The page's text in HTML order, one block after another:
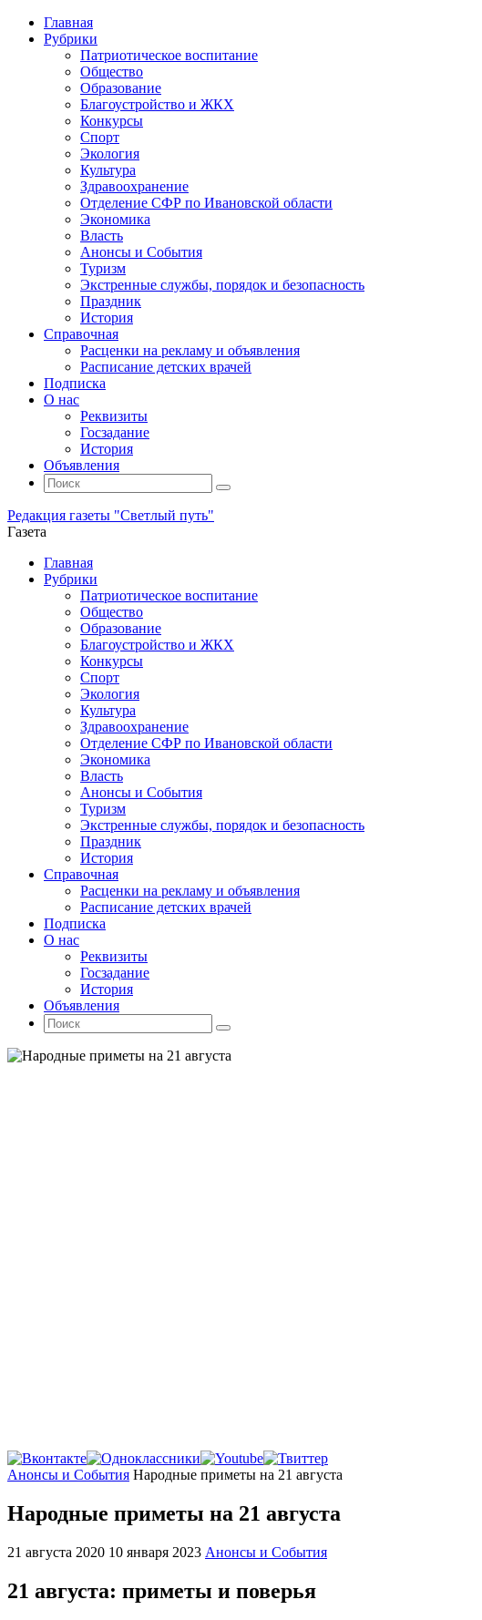
Главная
Рубрики
Патриотическое воспитание
Общество
Образование
Благоустройство и ЖКХ
Конкурсы
Спорт
Экология
Культура
Здравоохранение
Отделение СФР по Ивановской области
Экономика
Власть
Анонсы и События
Туризм
Экстренные службы, порядок и безопасность
Праздник
История
Справочная
Расценки на рекламу и объявления
Расписание детских врачей
Подписка
О нас
Реквизиты
Госзадание
История
Объявления
Поиск
Искать:
Поиск
Редакция газеты "Светлый путь"
Газета
Промотать
содержимому
Главная
Рубрики
Патриотическое воспитание
Общество
Образование
Благоустройство и ЖКХ
Конкурсы
Спорт
Экология
Культура
Здравоохранение
Отделение СФР по Ивановской области
Экономика
Власть
Анонсы и События
Туризм
Экстренные службы, порядок и безопасность
Праздник
История
Справочная
Расценки на рекламу и объявления
Расписание детских врачей
Подписка
О нас
Реквизиты
Госзадание
История
Объявления
Поиск
Искать:
Поиск
Главная
Анонсы и События Народные приметы на 21 августа
Народные приметы на 21 августа
21 августа 2020 10 января 2023 Анонсы и События
21 августа: приметы и поверья